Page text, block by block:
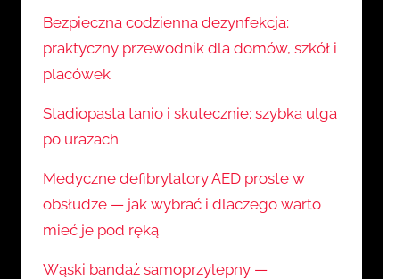
Bezpieczna codzienna dezynfekcja:
praktyczny przewodnik dla domów, szkół i
placówek
Stadiopasta tanio i skutecznie: szybka ulga
po urazach
Medyczne defibrylatory AED proste w
obsłudze — jak wybrać i dlaczego warto
mieć je pod ręką
Wąski bandaż samoprzylepny —